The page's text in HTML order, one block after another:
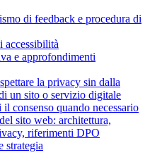
di feedback e procedura di
accessibilità
e approfondimenti
la privacy sin dalla
un sito o servizio digitale
consenso quando necessario
sito web: architettura,
riferimenti DPO
strategia